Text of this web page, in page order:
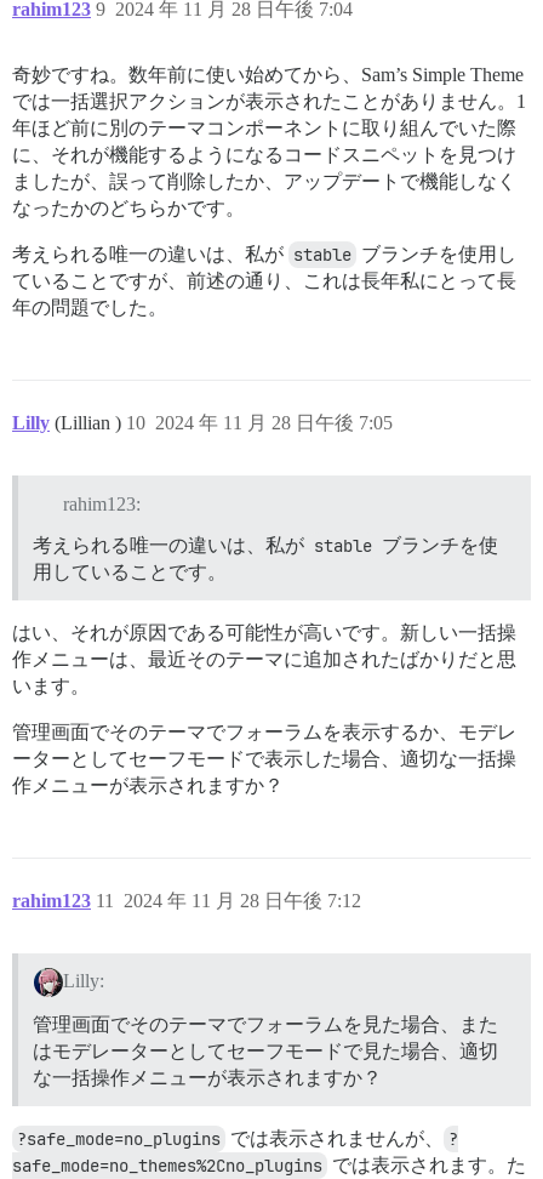
rahim123 2024 年 11 月 28 日午後 7:04
9
奇妙ですね。数年前に使い始めてから、Sam’s Simple Theme
では一括選択アクションが表示されたことがありません。1
年ほど前に別のテーマコンポーネントに取り組んでいた際
に、それが機能するようになるコードスニペットを見つけ
ましたが、誤って削除したか、アップデートで機能しなく
なったかのどちらかです。
考えられる唯一の違いは、私が stable ブランチを使用し
ていることですが、前述の通り、これは長年私にとって長
年の問題でした。
Lilly (Lillian ) 2024 年 11 月 28 日午後 7:05
10
rahim123:
考えられる唯一の違いは、私が stable ブランチを使
用していることです。
はい、それが原因である可能性が高いです。新しい一括操
作メニューは、最近そのテーマに追加されたばかりだと思
います。
管理画面でそのテーマでフォーラムを表示するか、モデレ
ーターとしてセーフモードで表示した場合、適切な一括操
作メニューが表示されますか？
rahim123 2024 年 11 月 28 日午後 7:12
11
Lilly:
管理画面でそのテーマでフォーラムを見た場合、また
はモデレーターとしてセーフモードで見た場合、適切
な一括操作メニューが表示されますか？
?safe_mode=no_plugins では表示されませんが、
?
safe_mode=no_themes%2Cno_plugins では表示されます。た